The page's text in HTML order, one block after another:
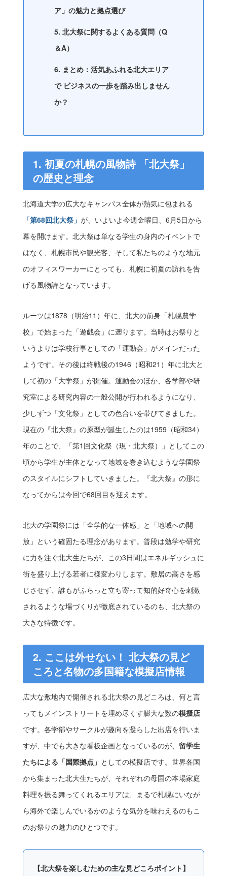
ア」の魅力と拠点選び
5. 北大祭に関するよくある質問（Q
＆A）
6. まとめ：活気あふれる北大エリア
で ビジネスの一歩を踏み出しません
か？
1. 初夏の札幌の風物詩 「北大祭」
の歴史と理念
北海道大学の広大なキャンパス全体が熱気に包まれる
「第68回北大祭」 が、いよいよ今週金曜日、6月5日から
幕を開けます。北大祭は単なる学生の身内のイベントで
はなく、札幌市民や観光客、そして私たちのような地元
のオフィスワーカーにとっても、札幌に初夏の訪れを告
げる風物詩となっています。
ルーツは1878（明治11）年に、北大の前身「札幌農学
校」で始まった「遊戯会」に遡ります。当時はお祭りと
いうよりは学校行事としての「運動会」がメインだった
ようです。その後は終戦後の1946（昭和21）年に北大と
して初の「大学祭」が開催。運動会のほか、各学部や研
究室による研究内容の一般公開が行われるようになり、
少しずつ「文化祭」としての色合いを帯びてきました。
現在の『北大祭』の原型が誕生したのは1959（昭和34）
年のことで、「第1回文化祭（現・北大祭）」としてこの
頃から学生が主体となって地域を巻き込むような学園祭
のスタイルにシフトしていきました。『北大祭』の形に
なってからは今回で68回目を迎えます。
北大の学園祭には「全学的な一体感」と「地域への開
放」という確固たる理念があります。普段は勉学や研究
に力を注ぐ北大生たちが、この3日間はエネルギッシュに
街を盛り上げる若者に様変わりします。敷居の高さを感
じさせず、誰もがふらっと立ち寄って知的好奇心を刺激
されるような場づくりが徹底されているのも、北大祭の
大きな特徴です。
2. ここは外せない！ 北大祭の見ど
ころと名物の多国籍な模擬店情報
広大な敷地内で開催される北大祭の見どころは、何と言
ってもメインストリートを埋め尽くす膨大な数の模擬店
です。各学部やサークルが趣向を凝らした出店を行いま
すが、中でも大きな看板企画となっているのが、 留学生
たちによる「国際拠点」 としての模擬店です。世界各国
から集まった北大生たちが、それぞれの母国の本場家庭
料理を振る舞ってくれるエリアは、まるで札幌にいなが
ら海外で楽しんでいるかのような気分を味わえるのもこ
のお祭りの魅力のひとつです。
【北大祭を楽しむための主な見どころポイント】